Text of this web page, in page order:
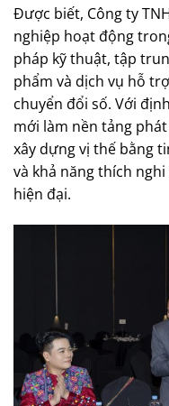
Được biết, Công ty
nghiệp hoạt động
pháp kỹ thuật, tập
phẩm và dịch vụ hỗ
chuyển đổi số. Với
mới làm nền tảng
xây dựng vị thế bằng
và khả năng thích
hiện đại.